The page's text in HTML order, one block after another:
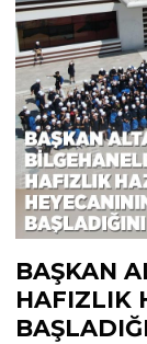
BAŞKAN
HAFIZLIK